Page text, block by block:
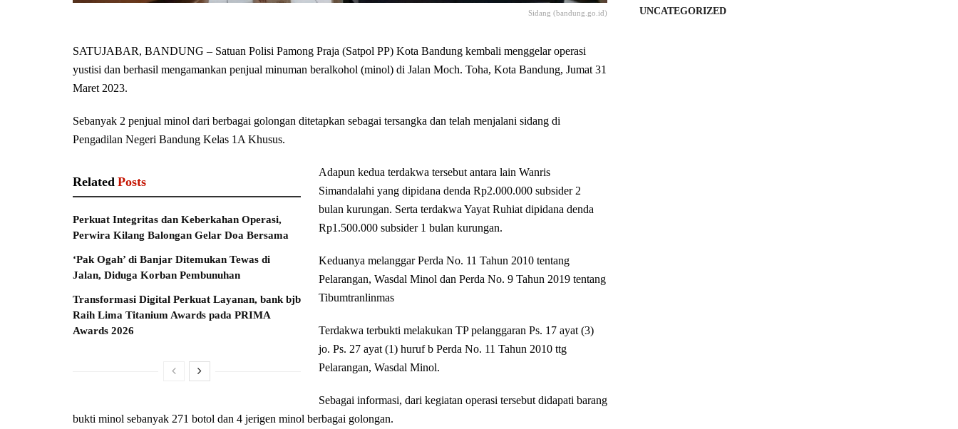
Sidang (bandung.go.id)
SATUJABAR, BANDUNG – Satuan Polisi Pamong Praja (Satpol PP) Kota Bandung kembali menggelar operasi
yustisi dan berhasil mengamankan penjual minuman beralkohol (minol) di Jalan Moch. Toha, Kota Bandung, Jumat 31
Maret 2023.
Sebanyak 2 penjual minol dari berbagai golongan ditetapkan sebagai tersangka dan telah menjalani sidang di
Pengadilan Negeri Bandung Kelas 1A Khusus.
Related Posts
Perkuat Integritas dan Keberkahan Operasi,
Perwira Kilang Balongan Gelar Doa Bersama
‘Pak Ogah’ di Banjar Ditemukan Tewas di
Jalan, Diduga Korban Pembunuhan
Transformasi Digital Perkuat Layanan, bank bjb
Raih Lima Titanium Awards pada PRIMA
Awards 2026
Adapun kedua terdakwa tersebut antara lain Wanris
Simandalahi yang dipidana denda Rp2.000.000 subsider 2
bulan kurungan. Serta terdakwa Yayat Ruhiat dipidana denda
Rp1.500.000 subsider 1 bulan kurungan.
Keduanya melanggar Perda No. 11 Tahun 2010 tentang
Pelarangan, Wasdal Minol dan Perda No. 9 Tahun 2019 tentang
Tibumtranlinmas
Terdakwa terbukti melakukan TP pelanggaran Ps. 17 ayat (3)
jo. Ps. 27 ayat (1) huruf b Perda No. 11 Tahun 2010 ttg
Pelarangan, Wasdal Minol.
Sebagai informasi, dari kegiatan operasi tersebut didapati barang
bukti minol sebanyak 271 botol dan 4 jerigen minol berbagai golongan.
UNCATEGORIZED